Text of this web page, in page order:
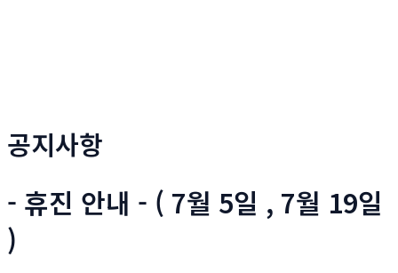
공지사항
- 휴진 안내 - ( 7월 5일 , 7월 19일
)